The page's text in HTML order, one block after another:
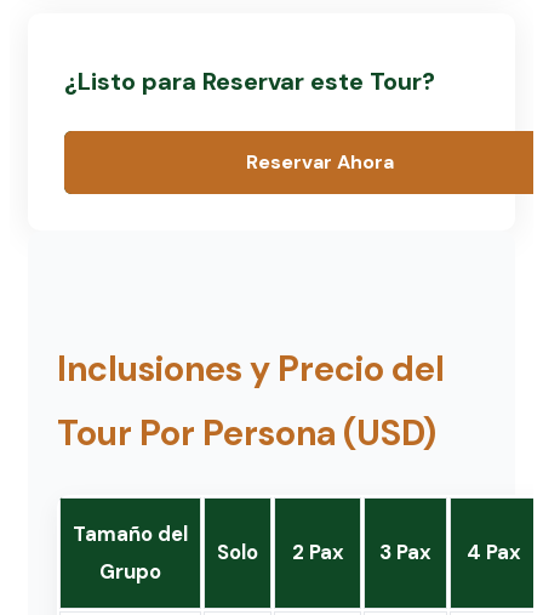
¿Listo para Reservar este Tour?
Reservar Ahora
Inclusiones y Precio del
Tour Por Persona (USD)
Tamaño del
Grupo
Solo 2 Pax 3 Pax 4 Pax